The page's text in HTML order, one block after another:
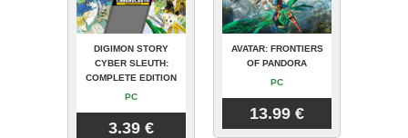
DIGIMON STORY
CYBER SLEUTH:
COMPLETE EDITION
PC
3.39 €
AVATAR: FRONTIERS
OF PANDORA
PC
13.99 €